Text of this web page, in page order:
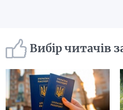
Вибір читачів